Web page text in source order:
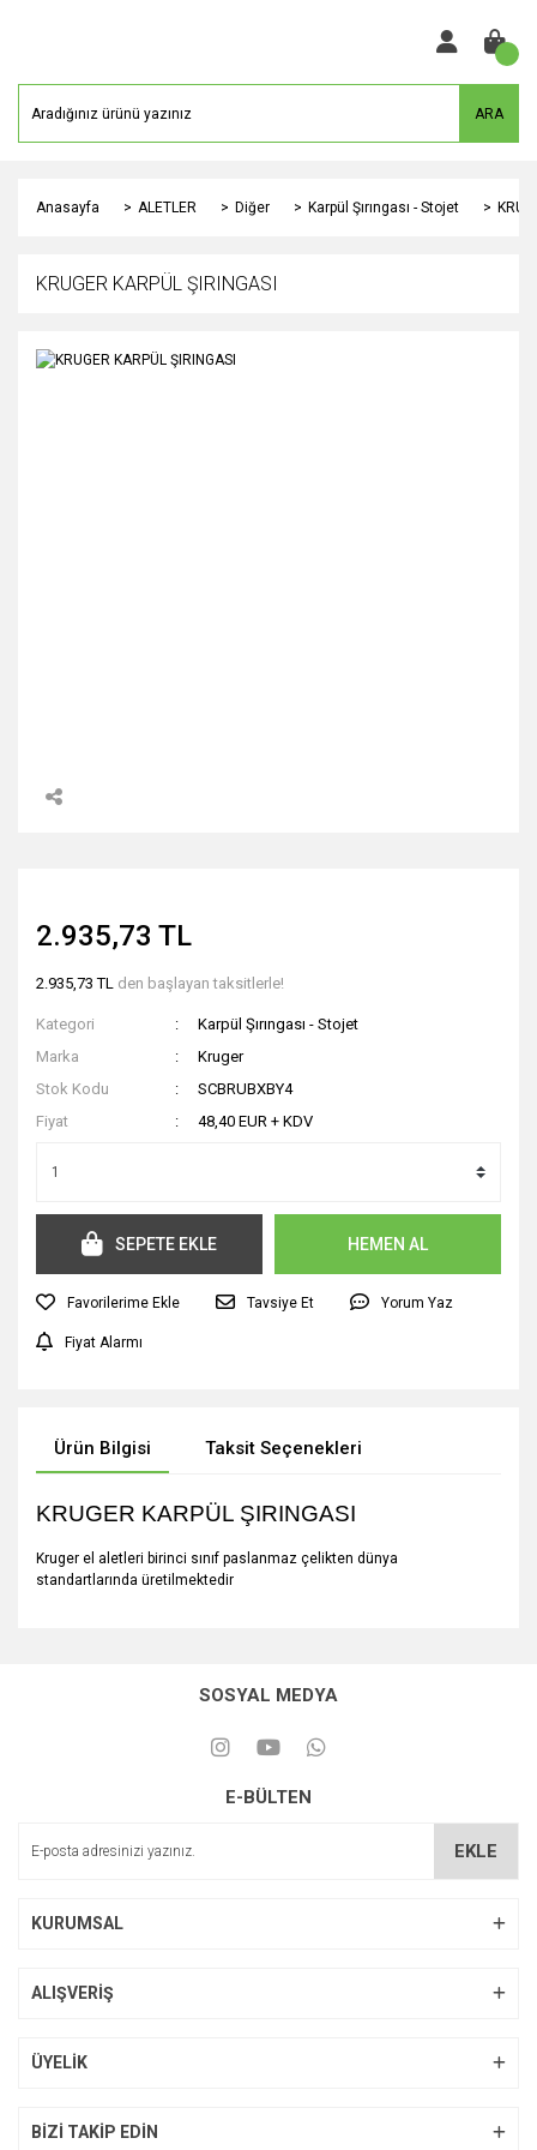
ARA
Anasayfa ALETLER Diğer Karpül Şırıngası - Stojet
KRUGER KARPÜL ŞIRINGASI
2.935,73 TL
2.935,73 TL den başlayan taksitlerle!
Kategori
Karpül Şırıngası - Stojet
Marka
Kruger
Stok Kodu
SCBRUBXBY4
Fiyat
48,40 EUR + KDV
SEPETE EKLE HEMEN AL
Tavsiye Et Yorum Yaz
Fiyat Alarmı
Ürün Bilgisi Taksit Seçenekleri
KRUGER KARPÜL ŞIRINGASI
Kruger el aletleri birinci sınıf paslanmaz çelikten dünya
standartlarında üretilmektedir
SOSYAL MEDYA
E-BÜLTEN
EKLE
KURUMSAL
ALIŞVERİŞ
ÜYELİK
BİZİ TAKİP EDİN